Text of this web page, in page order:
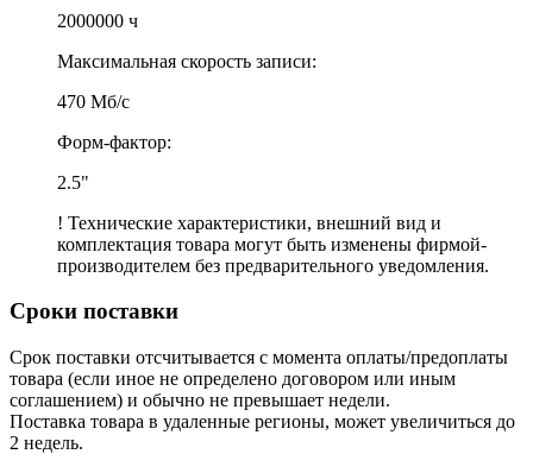
2000000 ч
Максимальная скорость записи:
470 Мб/с
Форм-фактор:
2.5"
! Технические характеристики, внешний вид и
комплектация товара могут быть изменены фирмой-
производителем без предварительного уведомления.
Сроки поставки
Срок поставки отсчитывается с момента оплаты/предоплаты
товара (если иное не определено договором или иным
соглашением) и обычно не превышает недели.
Поставка товара в удаленные регионы, может увеличиться до
2 недель.